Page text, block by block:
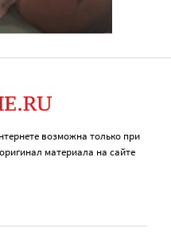
возможна только при
материала на сайте